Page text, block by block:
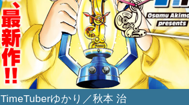
TimeTuberゆかり／秋本 治